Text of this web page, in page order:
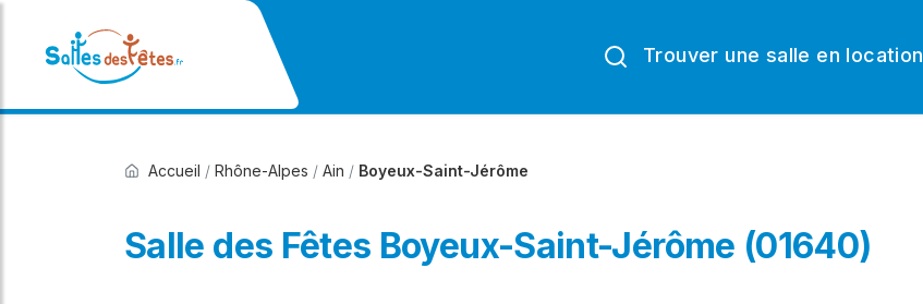
Trouver une salle en location
Accueil / Rhône-Alpes / Ain / Boyeux-Saint-Jérôme
Salle des Fêtes Boyeux-Saint-Jérôme (01640)